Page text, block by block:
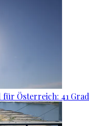
Österreich: 41 Grad